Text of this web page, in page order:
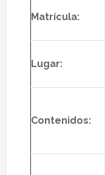
Matrícula:
Lugar:
Contenidos: